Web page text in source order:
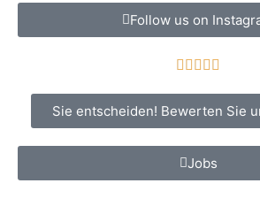
Follow us on
    
Sie entscheiden! Bewerten Sie
Jobs